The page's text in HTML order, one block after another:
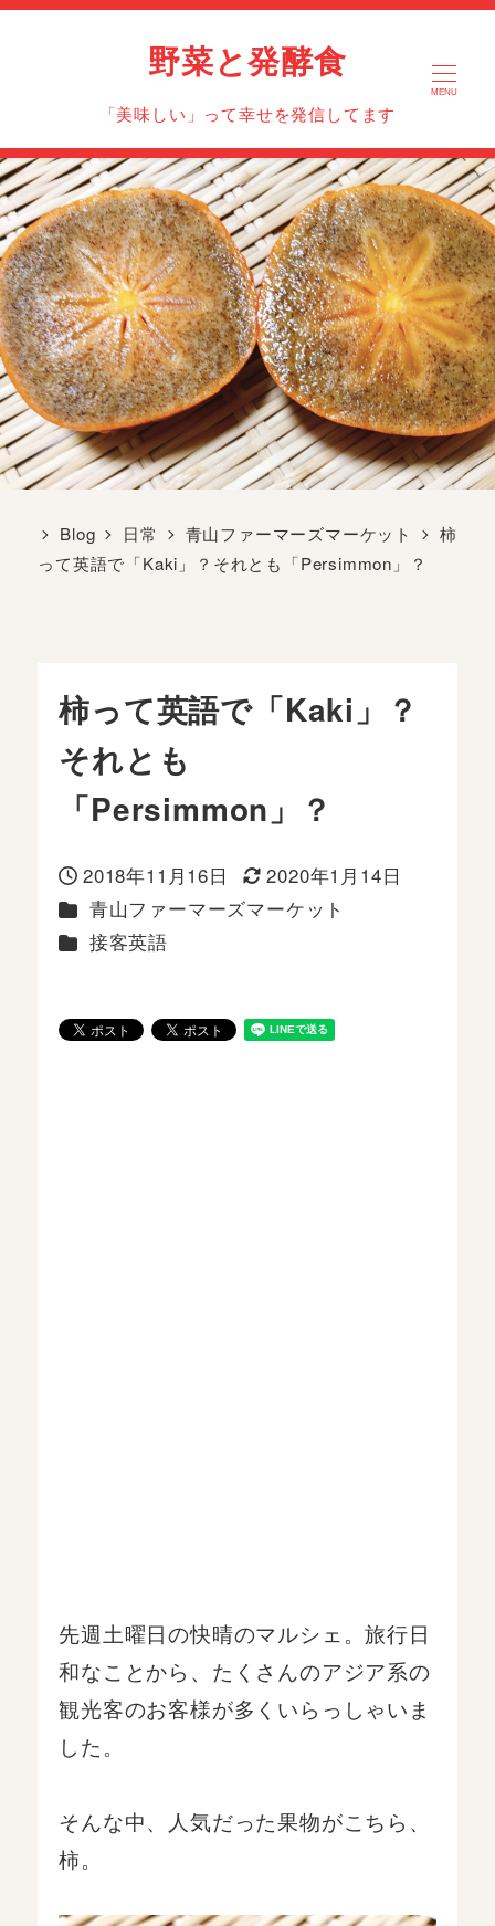
野菜と発酵食
「美味しい」って幸せを発信してます
MENU
Blog 日常 青山ファーマーズマーケット
柿
って英語で「Kaki」？それとも「Persimmon」？
柿って英語で「Kaki」？
それとも
「Persimmon」？
投稿日
2018年11月16日
更新日
2020年1月14日
カテゴリー
青山ファーマーズマーケット
カテゴリー
接客英語
先週土曜日の快晴のマルシェ。旅行日
和なことから、たくさんのアジア系の
観光客のお客様が多くいらっしゃいま
した。
そんな中、人気だった果物がこちら、
柿。